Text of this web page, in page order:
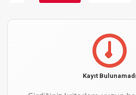
Kayıt Bulunamadı